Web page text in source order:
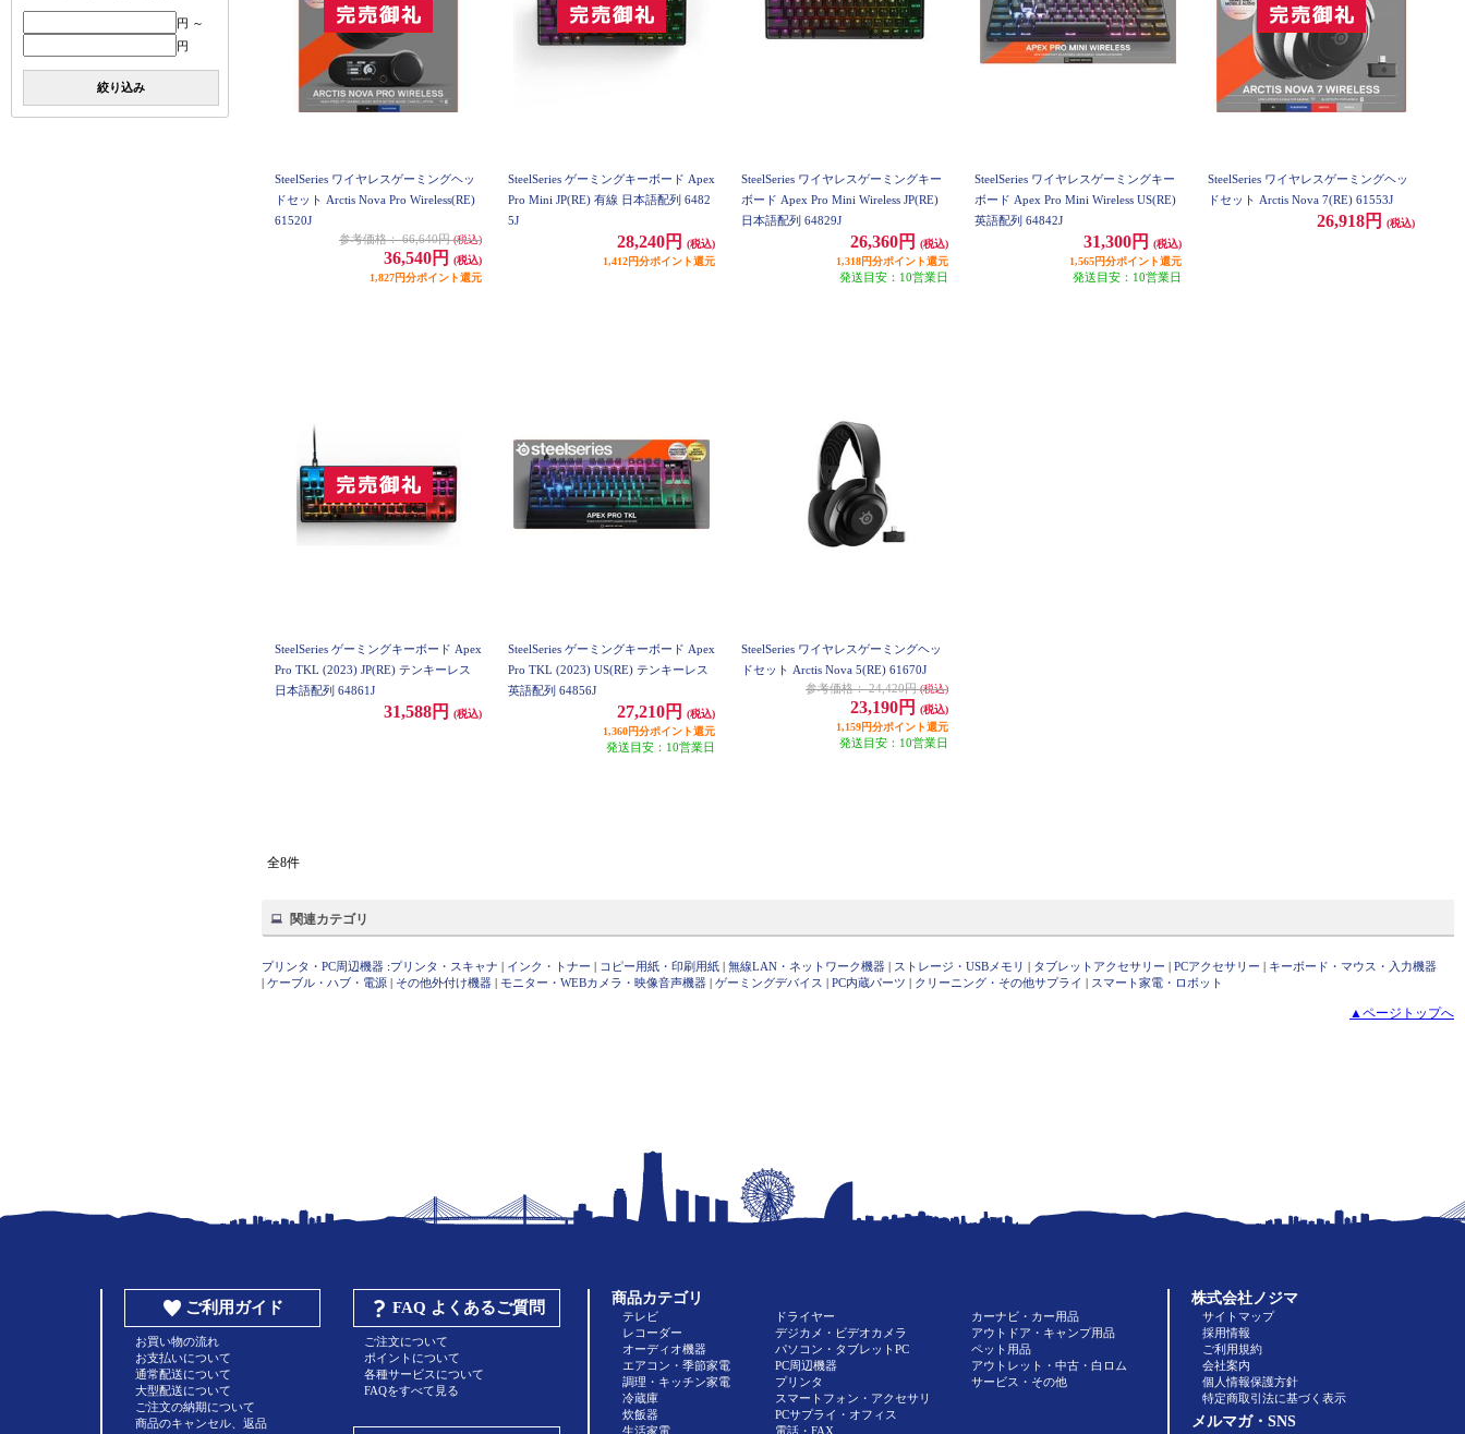
円 ～
円
絞り込み
SteelSeries ワイヤレスゲーミングヘッ
ドセット Arctis Nova Pro Wireless(RE)
61520J
参考価格： 66,640円(税込)
36,540円
(税込)
1,827円分ポイント還元
SteelSeries ゲーミングキーボード Apex
Pro Mini JP(RE) 有線 日本語配列 6482
5J
28,240円
(税込)
1,412円分ポイント還元
SteelSeries ワイヤレスゲーミングキー
ボード Apex Pro Mini Wireless JP(RE)
日本語配列 64829J
26,360円
(税込)
1,318円分ポイント還元
発送目安：10営業日
SteelSeries ワイヤレスゲーミングキー
ボード Apex Pro Mini Wireless US(RE)
英語配列 64842J
31,300円
(税込)
1,565円分ポイント還元
発送目安：10営業日
SteelSeries ワイヤレスゲーミングヘッ
ドセット Arctis Nova 7(RE) 61553J
26,918円 (税込)
SteelSeries ゲーミングキーボード Apex
Pro TKL (2023) JP(RE) テンキーレス
日本語配列 64861J
31,588円 (税込)
SteelSeries ゲーミングキーボード Apex
Pro TKL (2023) US(RE) テンキーレス
英語配列 64856J
27,210円
(税込)
1,360円分ポイント還元
発送目安：10営業日
SteelSeries ワイヤレスゲーミングヘッ
ドセット Arctis Nova 5(RE) 61670J
参考価格： 24,420円(税込)
23,190円
(税込)
1,159円分ポイント還元
発送目安：10営業日
全8件
関連カテゴリ
プリンタ・PC周辺機器 :プリンタ・スキャナ | インク・トナー | コピー用紙・印刷用紙 | 無線LAN・ネットワーク機器 | ストレージ・USBメモリ | タブレットアクセサリー | PCアクセサリー | キーボード・マウス・入力機器
| ケーブル・ハブ・電源 | その他外付け機器 | モニター・WEBカメラ・映像音声機器 | ゲーミングデバイス | PC内蔵パーツ | クリーニング・その他サプライ | スマート家電・ロボット
▲ページトップへ
ご利用ガイド
お買い物の流れ
お支払いについて
通常配送について
大型配送について
ご注文の納期について
商品のキャンセル、返品
FAQ よくあるご質問
ご注文について
ポイントについて
各種サービスについて
FAQをすべて見る
商品カテゴリ
テレビ
レコーダー
オーディオ機器
エアコン・季節家電
調理・キッチン家電
冷蔵庫
炊飯器
生活家電
ドライヤー
デジカメ・ビデオカメラ
パソコン・タブレットPC
PC周辺機器
プリンタ
スマートフォン・アクセサリ
PCサプライ・オフィス
電話・FAX
カーナビ・カー用品
アウトドア・キャンプ用品
ペット用品
アウトレット・中古・白ロム
サービス・その他
株式会社ノジマ
サイトマップ
採用情報
ご利用規約
会社案内
個人情報保護方針
特定商取引法に基づく表示
メルマガ・SNS